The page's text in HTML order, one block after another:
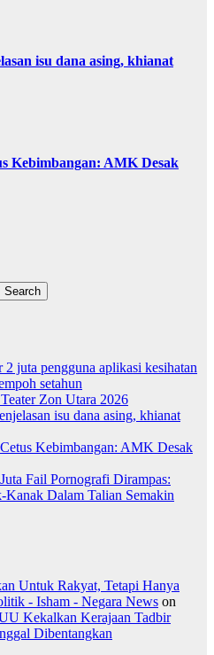
isu dana asing, khianat
Kebimbangan: AMK Desak
Search
2 juta pengguna aplikasi kesihatan
setahun
Zon Utara 2026
isu dana asing, khianat
Kebimbangan: AMK Desak
Fail Pornografi Dirampas:
Kanak Dalam Talian Semakin
Untuk Rakyat, Tetapi Hanya
- Isham - Negara News on
Kekalkan Kerajaan Tadbir
Dibentangkan